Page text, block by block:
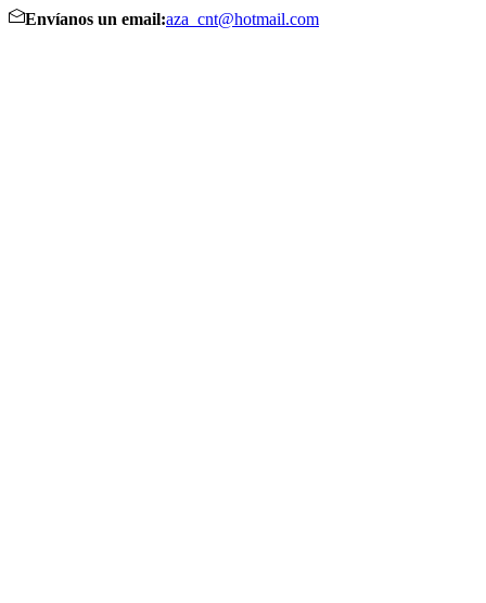
Envíanos un email:aza_cnt@hotmail.com